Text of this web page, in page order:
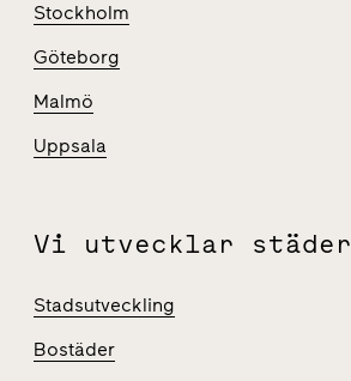
Stockholm
Göteborg
Malmö
Uppsala
Vi utvecklar städer
Stadsutveckling
Bostäder